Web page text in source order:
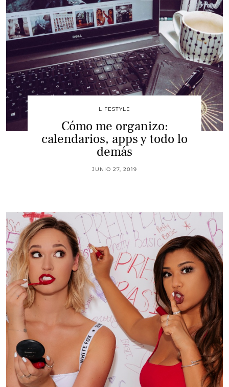
LIFESTYLE
Cómo me organizo:
calendarios, apps y todo lo
demás
JUNIO 27, 2019